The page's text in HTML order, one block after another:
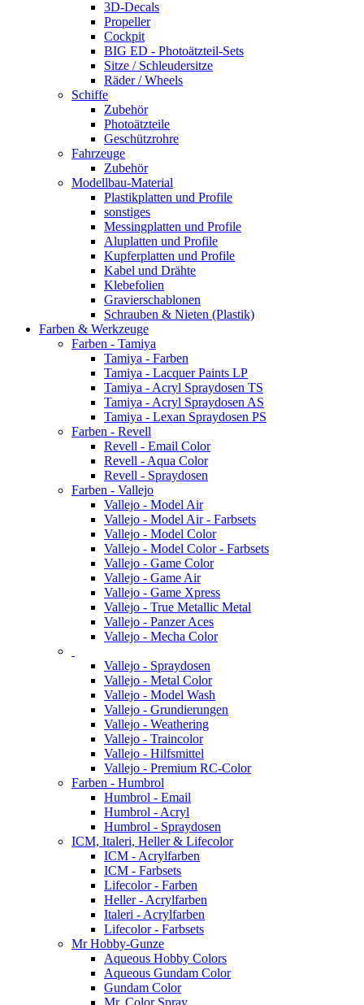
3D-Decals
Propeller
Cockpit
BIG ED - Photoätzteil-Sets
Sitze / Schleudersitze
Räder / Wheels
Schiffe
Zubehör
Photoätzteile
Geschützrohre
Fahrzeuge
Zubehör
Modellbau-Material
Plastikplatten und Profile
sonstiges
Messingplatten und Profile
Aluplatten und Profile
Kupferplatten und Profile
Kabel und Drähte
Klebefolien
Gravierschablonen
Schrauben & Nieten (Plastik)
Farben & Werkzeuge
Farben - Tamiya
Tamiya - Farben
Tamiya - Lacquer Paints LP
Tamiya - Acryl Spraydosen TS
Tamiya - Acryl Spraydosen AS
Tamiya - Lexan Spraydosen PS
Farben - Revell
Revell - Email Color
Revell - Aqua Color
Revell - Spraydosen
Farben - Vallejo
Vallejo - Model Air
Vallejo - Model Air - Farbsets
Vallejo - Model Color
Vallejo - Model Color - Farbsets
Vallejo - Game Color
Vallejo - Game Air
Vallejo - Game Xpress
Vallejo - True Metallic Metal
Vallejo - Panzer Aces
Vallejo - Mecha Color
Vallejo - Spraydosen
Vallejo - Metal Color
Vallejo - Model Wash
Vallejo - Grundierungen
Vallejo - Weathering
Vallejo - Traincolor
Vallejo - Hilfsmittel
Vallejo - Premium RC-Color
Farben - Humbrol
Humbrol - Email
Humbrol - Acryl
Humbrol - Spraydosen
ICM, Italeri, Heller & Lifecolor
ICM - Acrylfarben
ICM - Farbsets
Lifecolor - Farben
Heller - Acrylfarben
Italeri - Acrylfarben
Lifecolor - Farbsets
Mr Hobby-Gunze
Aqueous Hobby Colors
Aqueous Gundam Color
Gundam Color
Mr. Color Spray